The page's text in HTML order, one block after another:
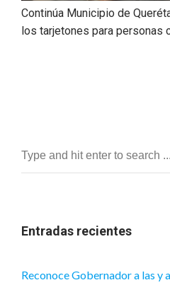
Continúa Municipio de
los tarjetones para personas
Entradas recientes
Reconoce Gobernador a las y